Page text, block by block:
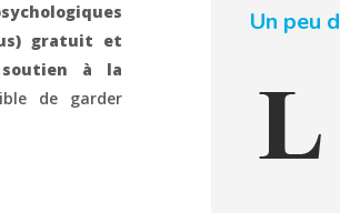
gratuit et
à la
de garder
Un peu